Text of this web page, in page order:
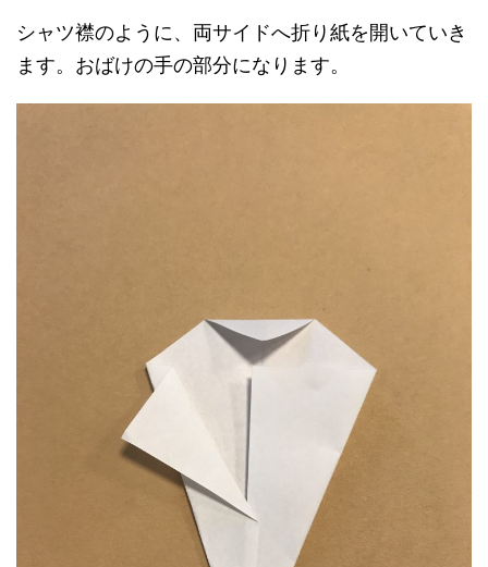
シャツ襟のように、両サイドへ折り紙を開いていき
ます。おばけの手の部分になります。